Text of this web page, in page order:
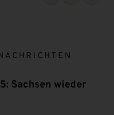
Sachsen wieder